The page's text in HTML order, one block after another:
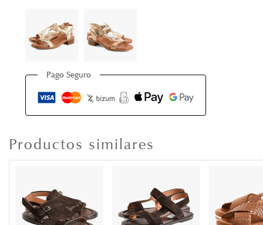
Pago Seguro
Productos similares